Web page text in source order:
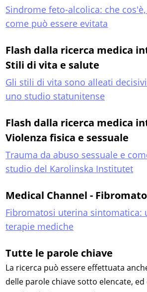
Sindrome feto-alcolica: che
come può essere evitata
Flash dalla ricerca medica
Stili di vita e salute
Gli stili di vita sono alleati
uno studio statunitense
Flash dalla ricerca medica
Violenza fisica e sessuale
Trauma da abuso sessuale e
studio del Karolinska Institutet
Medical Channel -
Fibromatosi uterina sintomatica:
terapie mediche
Tutte le parole chiave
La ricerca può essere effettuata
delle parole chiave sotto elencate,